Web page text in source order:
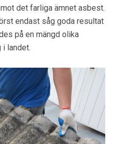
det farliga ämnet asbest.
endast såg goda resultat
på en mängd olika
i landet.